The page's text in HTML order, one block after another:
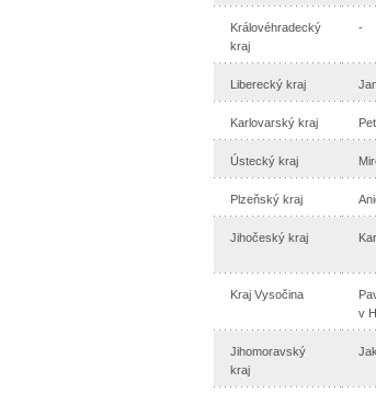
Královéhradecký
kraj
-
Liberecký kraj
Karlovarský kraj
Ústecký kraj
Plzeňský kraj
Jihočeský kraj
Kraj Vysočina
v
Jihomoravský
kraj